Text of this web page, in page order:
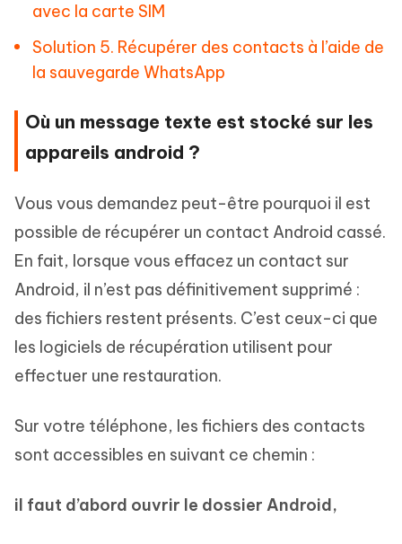
avec la carte SIM
Solution 5. Récupérer des contacts à l’aide de
la sauvegarde WhatsApp
Où un message texte est stocké sur les
appareils android ?
Vous vous demandez peut-être pourquoi il est
possible de récupérer un contact Android cassé.
En fait, lorsque vous effacez un contact sur
Android, il n’est pas définitivement supprimé :
des fichiers restent présents. C’est ceux-ci que
les logiciels de récupération utilisent pour
effectuer une restauration.
Sur votre téléphone, les fichiers des contacts
sont accessibles en suivant ce chemin :
il faut d’abord ouvrir le dossier Android,